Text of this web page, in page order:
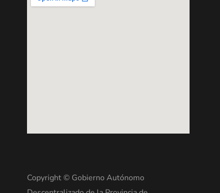
Copyright © Gobierno Autónomo